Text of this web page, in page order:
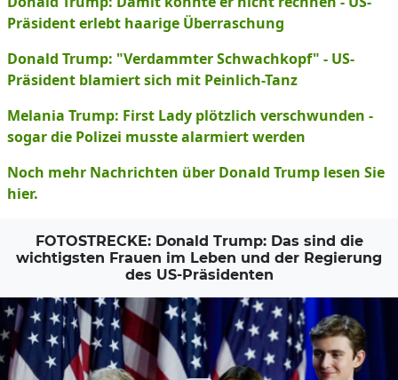
Präsident erlebt haarige Überraschung
Donald Trump: "Verdammter Schwachkopf" - US-
Präsident blamiert sich mit Peinlich-Tanz
Melania Trump: First Lady plötzlich verschwunden -
sogar die Polizei musste alarmiert werden
Noch mehr Nachrichten über Donald Trump lesen Sie
hier.
FOTOSTRECKE: Donald Trump: Das sind die
wichtigsten Frauen im Leben und der Regierung
des US-Präsidenten